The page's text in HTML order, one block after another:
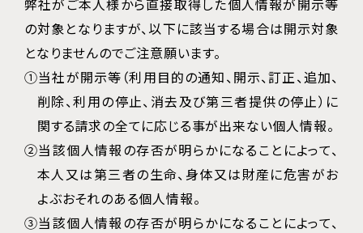
弊社がご本人様から直接取得した個人情報が開示等
の対象となりますが、以下に該当する場合は開示対象
となりませんのでご注意願います。
①当社が開示等（利用目的の通知、開示、訂正、追加、
削除、利用の停止、消去及び第三者提供の停止）に
関する請求の全てに応じる事が出来ない個人情報。
②当該個人情報の存否が明らかになることによって、
本人又は第三者の生命、身体又は財産に危害がお
よぶおそれのある個人情報。
③当該個人情報の存否が明らかになることによって、